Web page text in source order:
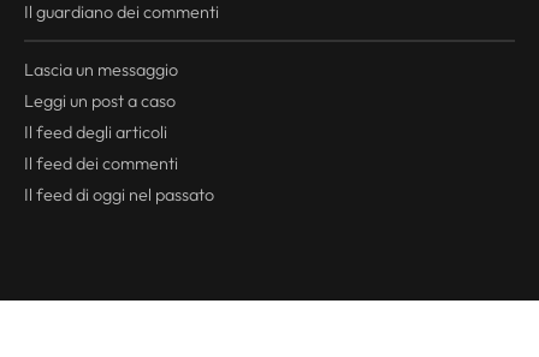
Il guardiano dei commenti
Lascia un messaggio
Leggi un post a caso
Il feeddegli articoli
Il feeddei commenti
Il feeddi oggi nel passato